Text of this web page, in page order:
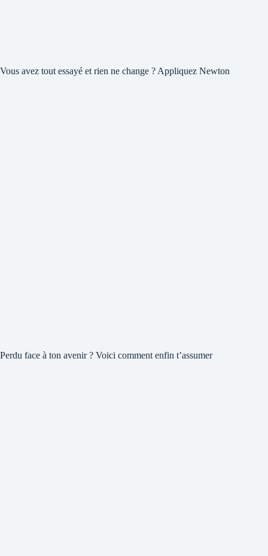
Vous avez tout essayé et rien ne change ? Appliquez Newton
Perdu face à ton avenir ? Voici comment enfin t’assumer